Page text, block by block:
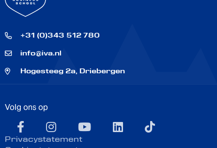
+31 (0)343 512 780
info@iva.nl
Hogesteeg 2a, Driebergen
Volg ons op
facebookinstagramyoutube linkedinTikTok
Privacystatement